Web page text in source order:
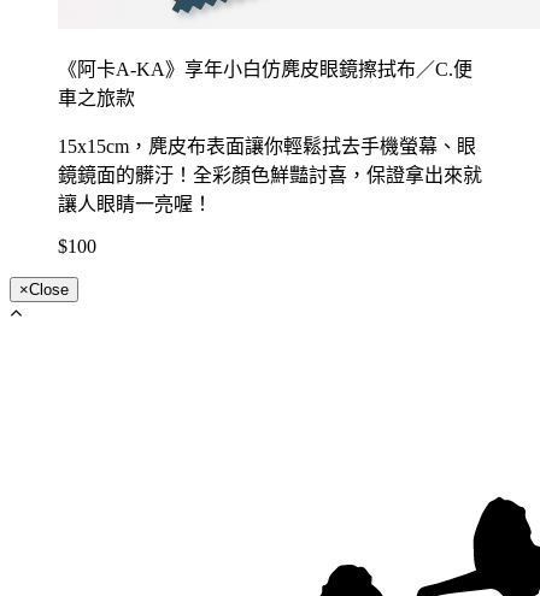
《阿卡A-KA》享年小白仿麂皮眼鏡擦拭布／C.便
車之旅款
15x15cm，麂皮布表面讓你輕鬆拭去手機螢幕、眼
鏡鏡面的髒汙！全彩顏色鮮豔討喜，保證拿出來就
讓人眼睛一亮喔！
$100
×Close